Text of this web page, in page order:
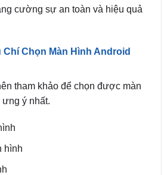
cường sự an toàn và hiệu quả
Chí Chọn Màn Hình Android
tham khảo để chọn được màn
ưng ý nhất.
hình